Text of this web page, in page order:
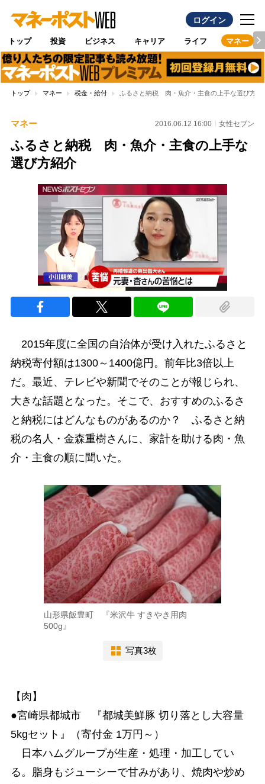
ログイン
トップ 投資 ビジネス キャリア ライフ マネー
トップ マネー 税金・給付 ふるさと納税 肉・魚介・主食の上手な選び方紹
マネー 2016.06.12 16:00 女性セブン
ふるさと納税 肉・魚介・主食の上手な
選び方紹介
2015年度に全国の自治体が受け入れたふるさと
納税寄付額は1300～1400億円。前年比3倍以上
だ。最近、テレビや新聞でそのことが報じられ、
大きな話題となった。そこで、おすすめのふるさ
と納税にはどんなものがあるのか？ ふるさと納
税の名人・金森重樹さんに、家計を助ける肉・魚
介・主食の順に聞いた。
山形県飯豊町 『米沢牛 すきやき用肉
500g』
写真3枚
【肉】
●宮崎県都城市 『都城美鮮豚 切り落とし大容量
5kgセット』（寄付金 1万円～）
日本ハムグループが生産・処理・加工してい
る。脂身もジューシーで甘みがあり、焼肉や炒め